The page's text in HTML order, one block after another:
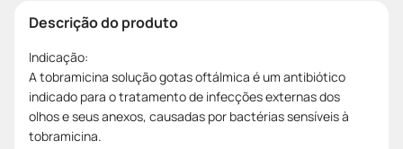
Descrição do produto
Indicação:
A tobramicina solução gotas oftálmica é um antibiótico
indicado para o tratamento de infecções externas dos
olhos e seus anexos, causadas por bactérias sensíveis à
tobramicina.